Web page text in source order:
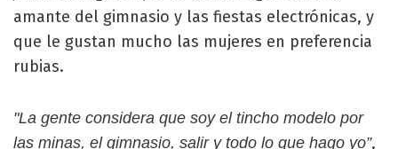
amante del gimnasio y las fiestas electrónicas, y
que le gustan mucho las mujeres en preferencia
rubias.
"La gente considera que soy el tincho modelo por
las minas, el gimnasio, salir y todo lo que hago yo”,